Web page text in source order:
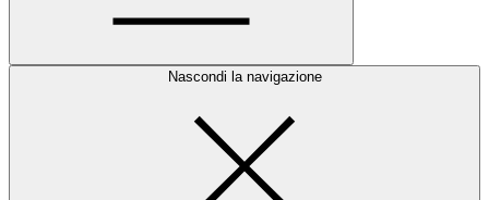
Nascondi la navigazione